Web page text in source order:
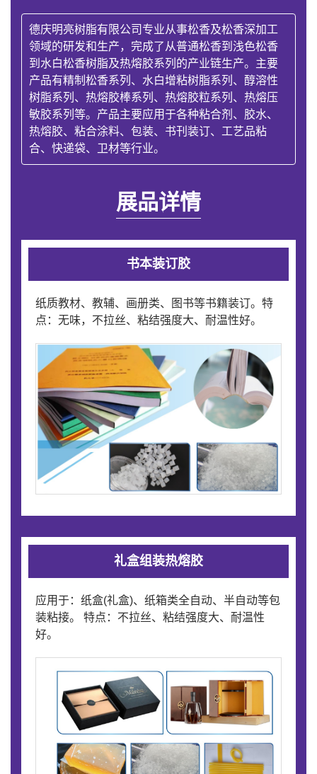
德庆明亮树脂有限公司专业从事松香及松香深加工
领域的研发和生产，完成了从普通松香到浅色松香
到水白松香树脂及热熔胶系列的产业链生产。主要
产品有精制松香系列、水白增粘树脂系列、醇溶性
树脂系列、热熔胶棒系列、热熔胶粒系列、热熔压
敏胶系列等。产品主要应用于各种粘合剂、胶水、
热熔胶、粘合涂料、包装、书刊装订、工艺品粘
合、快递袋、卫材等行业。
展品详情
书本装订胶
纸质教材、教辅、画册类、图书等书籍装订。特
点：无味，不拉丝、粘结强度大、耐温性好。
礼盒组装热熔胶
应用于：纸盒(礼盒)、纸箱类全自动、半自动等包
装粘接。 特点：不拉丝、粘结强度大、耐温性
好。